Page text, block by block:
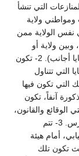
التي تنشأ
ومواطني ولاية
نفس الولاية ممن
ولاية أو
مواطنيها ودول أجنبية (أو مواطني دول أجنبية أو رعايا أجانب). 2- تكون
التي تتناول
التي تكون فيها
آنفاً، تكون
الوقائع والقانون،
مع مراعاة الاستثناءات والأنظمة التي يضعها الكونغرس. 3- تتم
أمام هيئة
تكون تلك